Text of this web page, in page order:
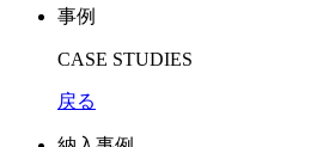
事例
CASE STUDIES
戻る